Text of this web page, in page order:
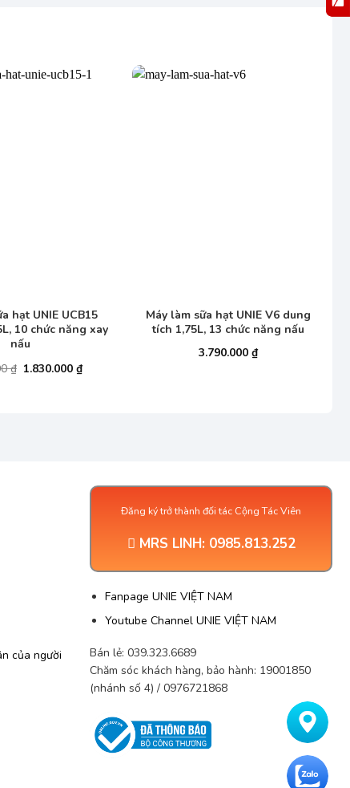
hạt UNIE UCB15
10 chức năng xay
nấu
₫ Giá
1.830.000₫Giá
hiện
Máy làm sữa hạt UNIE V6 dung
tích 1,75L, 13 chức năng nấu
3.790.000 ₫
của người
Đăng ký trở thành đối tác Cộng Tác Viên
MRS LINH: 0985.813.252
Fanpage UNIE VIỆT NAM
Youtube Channel UNIE VIỆT NAM
Bán lẻ: 039.323.6689
Chăm sóc khách hàng, bảo hành: 19001850
(nhánh số 4) / 0976721868